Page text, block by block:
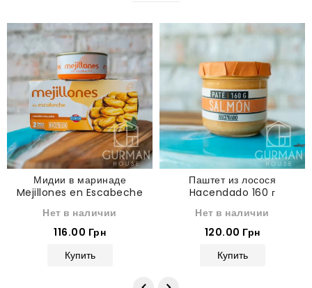
Мидии в маринаде
Mejillones en Escabeche
Нет в наличии
116.00 Грн
Купить
Паштет из лосося
Hacendado 160 г
Нет в наличии
120.00 Грн
Купить